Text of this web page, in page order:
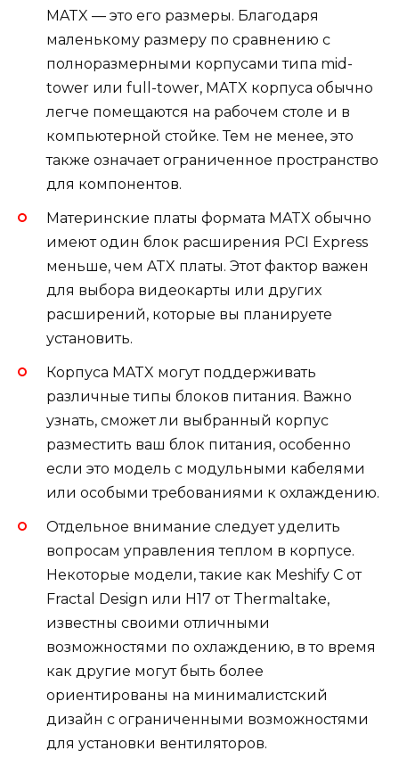
MATX — это его размеры. Благодаря
маленькому размеру по сравнению с
полноразмерными корпусами типа mid-
tower или full-tower, MATX корпуса обычно
легче помещаются на рабочем столе и в
компьютерной стойке. Тем не менее, это
также означает ограниченное пространство
для компонентов.
Материнские платы формата MATX обычно
имеют один блок расширения PCI Express
меньше, чем ATX платы. Этот фактор важен
для выбора видеокарты или других
расширений, которые вы планируете
установить.
Корпуса MATX могут поддерживать
различные типы блоков питания. Важно
узнать, сможет ли выбранный корпус
разместить ваш блок питания, особенно
если это модель с модульными кабелями
или особыми требованиями к охлаждению.
Отдельное внимание следует уделить
вопросам управления теплом в корпусе.
Некоторые модели, такие как Meshify C от
Fractal Design или H17 от Thermaltake,
известны своими отличными
возможностями по охлаждению, в то время
как другие могут быть более
ориентированы на минималистский
дизайн с ограниченными возможностями
для установки вентиляторов.